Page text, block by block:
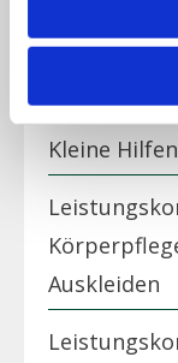
Kleine
Kleine
Auskleiden